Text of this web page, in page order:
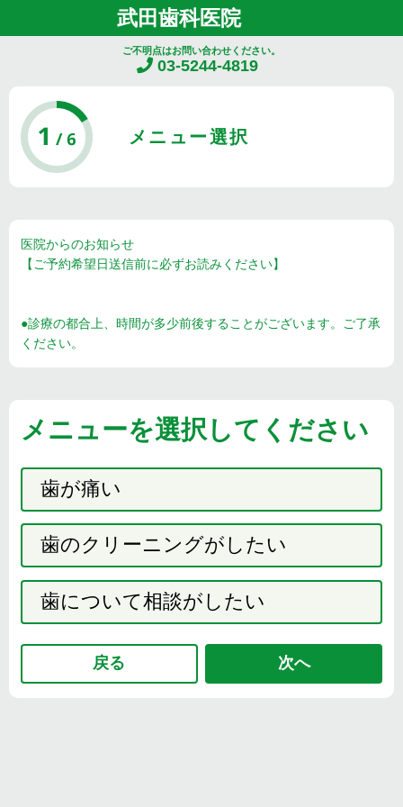
武田歯科医院
ご不明点はお問い合わせください。
03-5244-4819
医院からのお知らせ
【ご予約希望日送信前に必ずお読みください】
●診療の都合上、時間が多少前後することがございます。ご了承
ください。
メニューを選択してください
歯が痛い
歯のクリーニングがしたい
歯について相談がしたい
戻る
メニュー選択